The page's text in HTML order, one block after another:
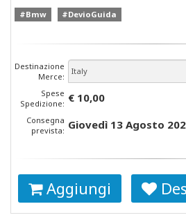
#Bmw #DevioGuida
Destinazione
Merce:
Spese
Spedizione: € 10,00
Consegna
prevista: Giovedì 13 Agosto
Aggiungi